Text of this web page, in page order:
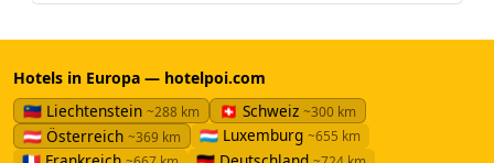
Hotels in Europa — hotelpoi.com
🇱🇮 Liechtenstein ~288 km 🇨🇭 Schweiz ~300 km
🇦🇹 Österreich ~369 km 🇱🇺 Luxemburg ~655 km